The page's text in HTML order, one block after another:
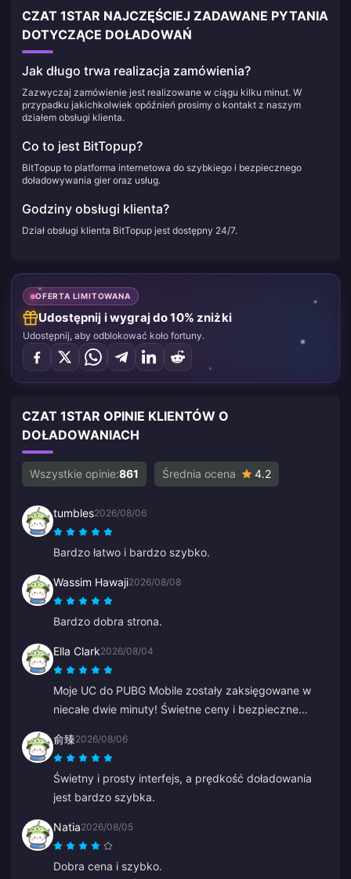
CZAT 1STAR NAJCZĘŚCIEJ ZADAWANE PYTANIA
DOTYCZĄCE DOŁADOWAŃ
Jak długo trwa realizacja zamówienia?
Zazwyczaj zamówienie jest realizowane w ciągu kilku minut. W
przypadku jakichkolwiek opóźnień prosimy o kontakt z naszym
działem obsługi klienta.
Co to jest BitTopup?
BitTopup to platforma internetowa do szybkiego i bezpiecznego
doładowywania gier oraz usług.
Godziny obsługi klienta?
Dział obsługi klienta BitTopup jest dostępny 24/7.
OFERTA LIMITOWANA
Udostępnij i wygraj do 10% zniżki
Udostępnij, aby odblokować koło fortuny.
CZAT 1STAR OPINIE KLIENTÓW O
DOŁADOWANIACH
Wszystkie opinie:861 Średnia ocena 4.2
tumbles2026/08/06
Bardzo łatwo i bardzo szybko.
Wassim Hawaji2026/08/08
Bardzo dobra strona.
Ella Clark2026/08/04
Moje UC do PUBG Mobile zostały zaksięgowane w
niecałe dwie minuty! Świetne ceny i bezpieczne
żadnych problemów. Gorąco polecam.
俞臻2026/08/06
Świetny i prosty interfejs, a prędkość doładowania
jest bardzo szybka.
Natia2026/08/05
Dobra cena i szybko.